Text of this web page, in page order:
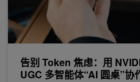
告别 Token 焦虑：用
UGC 多智能体“AI 圆桌”协